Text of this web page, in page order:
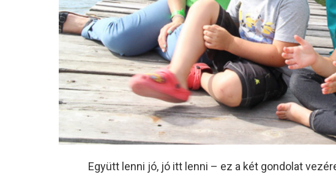
Együtt lenni jó, jó itt lenni – ez a két gondolat